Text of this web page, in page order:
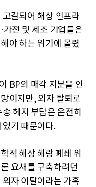
갈되어 해상 인프라
가전 및 제조 기업들은
야 하는 위기에 몰렸
BP의 매각 지분을 인
이지만, 외자 탈퇴로
헤지 부담은 온전히
었기 때문이다.
적 해상 해랑 폐쇄 위
요새를 구축하려던
자 이탈이라는 가혹